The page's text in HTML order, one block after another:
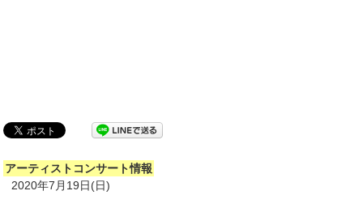
アーティストコンサート情報
2020年7月19日(日)